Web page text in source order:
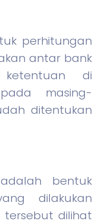
perhitungan
antar bank
ketentuan di
masing-
ditentukan
bentuk
dilakukan
dilihat